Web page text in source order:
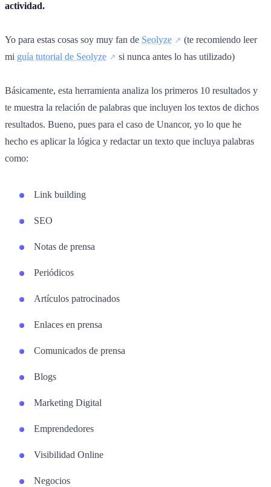
actividad.
Yo para estas cosas soy muy fan de Seolyze
(te recomiendo leer
mi guía tutorial de Seolyze si nunca antes lo has utilizado)
Básicamente, esta herramienta analiza los primeros 10 resultados y
te muestra la relación de palabras que incluyen los textos de dichos
resultados. Bueno, pues para el caso de Unancor, yo lo que he
hecho es aplicar la lógica y redactar un texto que incluya palabras
como:
Link building
SEO
Notas de prensa
Periódicos
Artículos patrocinados
Enlaces en prensa
Comunicados de prensa
Blogs
Marketing Digital
Emprendedores
Visibilidad Online
Negocios